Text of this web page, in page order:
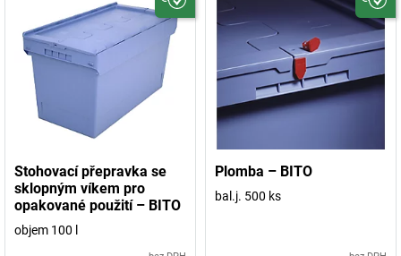
Stohovací přepravka se
sklopným víkem pro
opakované použití – BITO
objem 100 l
Plomba – BITO
bal.j. 500 ks